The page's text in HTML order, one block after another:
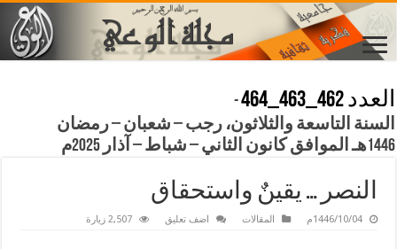
العدد 462_463_464
-
السنة التاسعة والثلاثون، رجب – شعبان – رمضان
1446هـ الموافق كانون الثاني – شباط – آذار 2025م
النصر … يقينٌ واستحقاق
1446/10/04م المقالات اضف تعليق 2,507 زيارة